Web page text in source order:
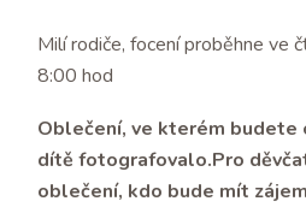
Milí rodiče, focení proběhne
8:00 hod
Oblečení, ve kterém budete
dítě fotografovalo.Pro
oblečení, kdo bude mít